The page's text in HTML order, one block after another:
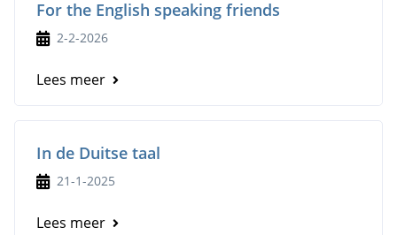
For the English speaking friends
2-2-2026
Lees meer
In de Duitse taal
21-1-2025
Lees meer